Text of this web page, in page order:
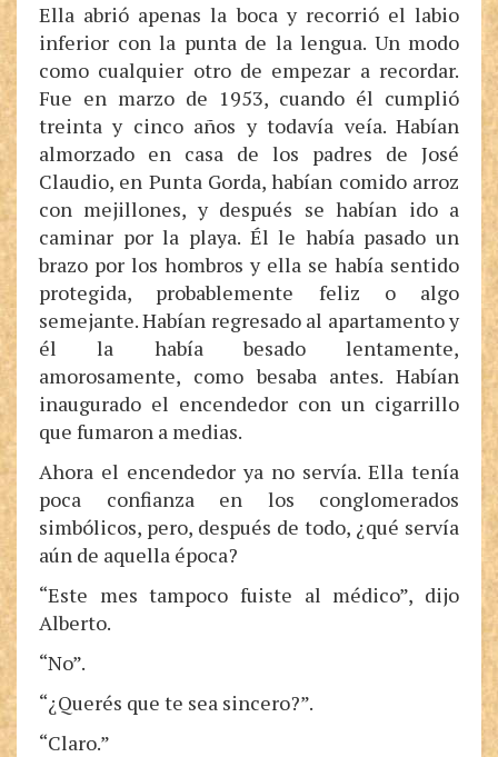
Ella abrió apenas la boca y recorrió el labio
inferior con la punta de la lengua. Un modo
como cualquier otro de empezar a recordar.
Fue en marzo de 1953, cuando él cumplió
treinta y cinco años y todavía veía. Habían
almorzado en casa de los padres de José
Claudio, en Punta Gorda, habían comido arroz
con mejillones, y después se habían ido a
caminar por la playa. Él le había pasado un
brazo por los hombros y ella se había sentido
protegida, probablemente feliz o algo
semejante. Habían regresado al apartamento y
él la había besado lentamente,
amorosamente, como besaba antes. Habían
inaugurado el encendedor con un cigarrillo
que fumaron a medias.
Ahora el encendedor ya no servía. Ella tenía
poca confianza en los conglomerados
simbólicos, pero, después de todo, ¿qué servía
aún de aquella época?
“Este mes tampoco fuiste al médico”, dijo
Alberto.
“No”.
“¿Querés que te sea sincero?”.
“Claro.”